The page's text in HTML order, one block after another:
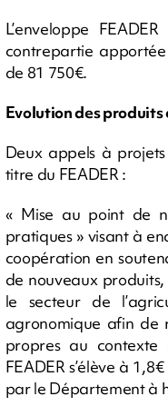
L’enveloppe
contrepartie
de 81 750€.
Evolution des produits
Deux appels à
titre du FEADER :
« Mise au point de
pratiques » visant à
coopération en
de nouveaux
le secteur de
agronomique afin de
propres au contexte
FEADER s’élève à
par le Département à